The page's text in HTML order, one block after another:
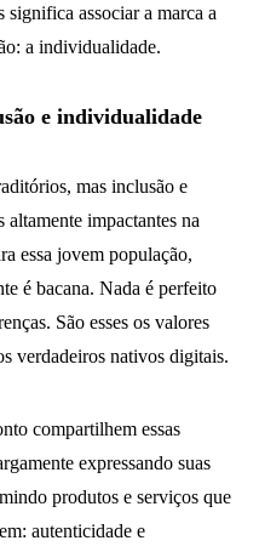
associar a marca a
a individualidade.
e individualidade
mas inclusão e
impactantes na
essa jovem população,
é bacana. Nada é perfeito
São esses os valores
verdadeiros nativos digitais.
compartilhem essas
expressando suas
produtos e serviços que
autenticidade e